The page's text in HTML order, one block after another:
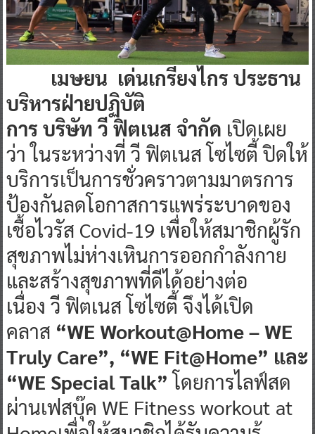
เมษยน เด่นเกรียงไกร ประธาน
บริหารฝ่ายปฏิบัติ
การ บริษัท วี ฟิตเนส จำกัด เปิดเผย
ว่า ในระหว่างที่ วี ฟิตเนส โซไซตี้ ปิดให้
บริการเป็นการชั่วคราวตามมาตรการ
ป้องกันลดโอกาสการแพร่ระบาดของ
เชื้อไวรัส Covid-19 เพื่อให้สมาชิกผู้รัก
สุขภาพไม่ห่างเหินการออกกำลังกาย
และสร้างสุขภาพที่ดีได้อย่างต่อ
เนื่อง วี ฟิตเนส โซไซตี้ จึงได้เปิด
คลาส “WE Workout@Home – WE
Truly Care”, “WE Fit@Home” และ
“WE Special Talk”โดยการไลฟ์สด
ผ่านเฟสบุ๊ค WE Fitness workout at